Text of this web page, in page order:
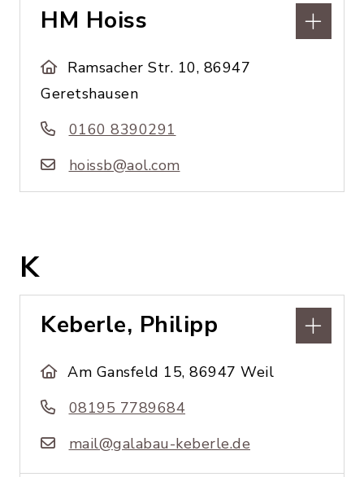
HM Hoiss
Ramsacher Str. 10, 86947
Geretshausen
0160 8390291
hoissb@aol.com
K
Keberle, Philipp
Am Gansfeld 15, 86947 Weil
08195 7789684
mail@galabau-keberle.de